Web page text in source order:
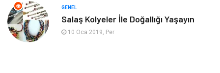
Mobilya
Astroloji
GENEL
Salaş Kolyeler İle Doğallığı Yaşayın
10 Oca 2019, Per